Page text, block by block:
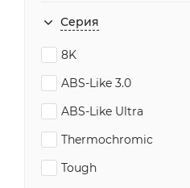
Серия
8K
ABS-Like 3.0
ABS-Like Ultra
Thermochromic
Tough